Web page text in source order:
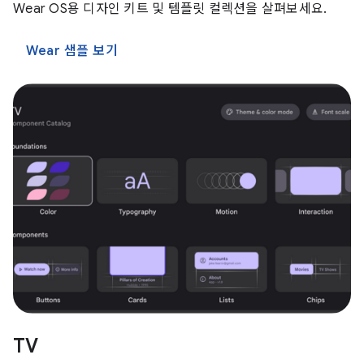
Wear OS용 디자인 키트 및 템플릿 컬렉션을 살펴보세요.
Wear 샘플 보기
TV